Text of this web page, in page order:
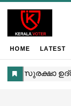
HOME LATEST